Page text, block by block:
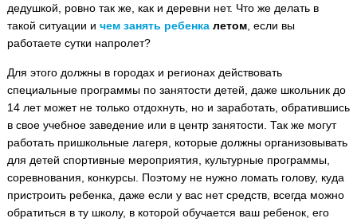
дедушкой, ровно так же, как и деревни нет. Что же делать в
такой ситуации и чем занять ребенкалетом, если вы
работаете сутки напролет?
Для этого должны в городах и регионах действовать
специальные программы по занятости детей, даже школьник до
14 лет может не только отдохнуть, но и заработать, обратившись
в свое учебное заведение или в центр занятости. Так же могут
работать пришкольные лагеря, которые должны организовывать
для детей спортивные мероприятия, культурные программы,
соревнования, конкурсы. Поэтому не нужно ломать голову, куда
пристроить ребенка, даже если у вас нет средств, всегда можно
обратиться в ту школу, в которой обучается ваш ребенок, его